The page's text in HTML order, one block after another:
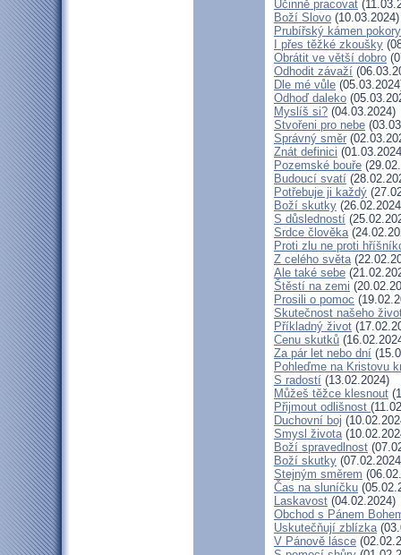
Účinně pracovat
Boží Slovo (10.03.2024)
Prubířský kámen pokory
I přes těžké zkoušky
Obrátit ve větší dobro
Odhodit závaží
Dle mé vůle
Odhoď daleko
Myslíš si? (04.03.2024)
Stvořeni pro nebe
Správný směr
Znát definici
Pozemské bouře
Budoucí svatí
Potřebuje ji každý
Boží skutky
S důsledností
Srdce člověka
Proti zlu ne proti
Z celého světa
Ale také sebe
Štěstí na zemi
Prosili o pomoc
Skutečnost našeho
Příkladný život
Cenu skutků
Za pár let nebo dní
Pohleďme na Kristovu
S radostí (13.02.2024)
Můžeš těžce klesnout
Přijmout odlišnost
Duchovní boj
Smysl života
Boží spravedlnost
Boží skutky
Stejným směrem
Čas na sluníčku
Laskavost (04.02.2024)
Obchod s Pánem
Uskutečňují zblízka
V Pánově lásce